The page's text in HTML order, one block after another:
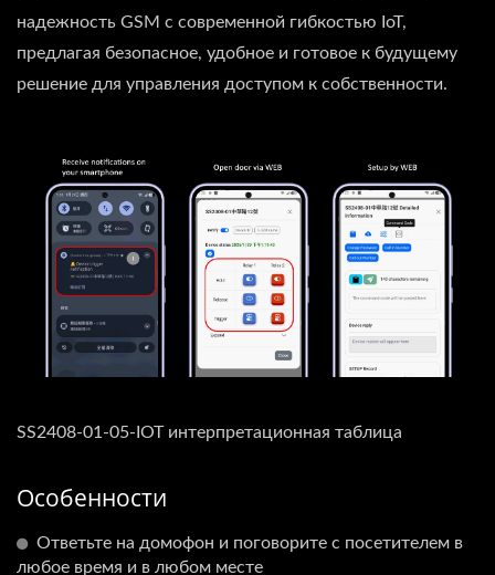
надежность GSM с современной гибкостью IoT,
предлагая безопасное, удобное и готовое к будущему
решение для управления доступом к собственности.
SS2408-01-05-IOT интерпретационная таблица
Особенности
Ответьте на домофон и поговорите с посетителем в
любое время и в любом месте